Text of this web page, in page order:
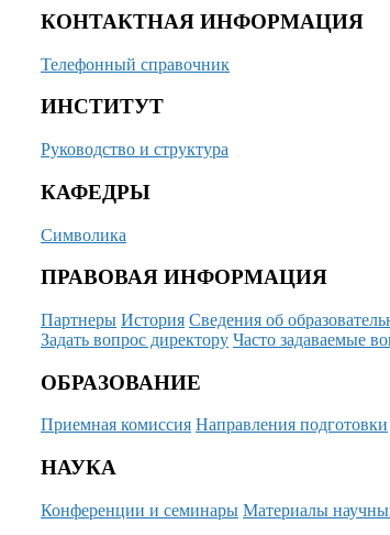
КОНТАКТНАЯ ИНФОРМАЦИЯ
Телефонный справочник
ИНСТИТУТ
Руководство и структура
КАФЕДРЫ
Символика
ПРАВОВАЯ ИНФОРМАЦИЯ
Партнеры История Сведения об
Задать вопрос директору Часто задаваемые
ОБРАЗОВАНИЕ
Приемная комиссия Направления подготовки
НАУКА
Конференции и семинары Материалы